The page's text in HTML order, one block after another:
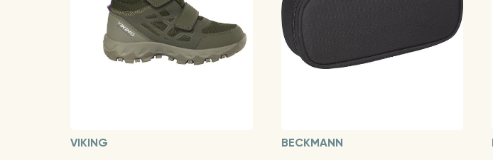
VIKING BECKMANN